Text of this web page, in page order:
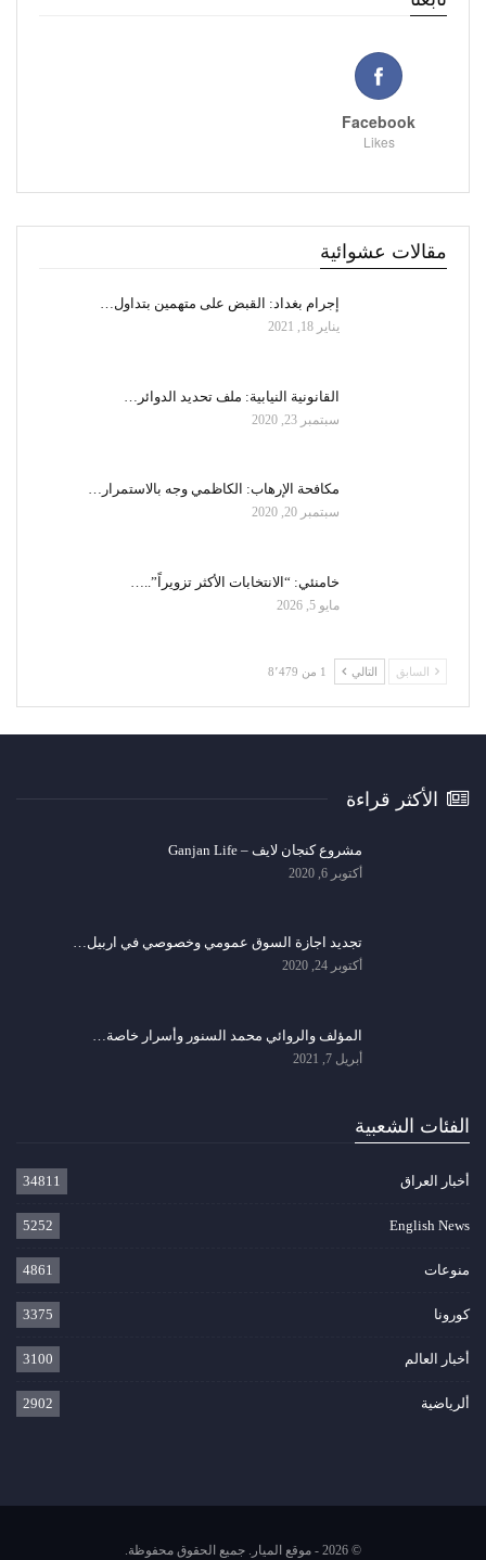
Facebook
Likes
مقالات عشوائية
إجرام بغداد: القبض على متهمين بتداول…
يناير 18, 2021
القانونية النيابية: ملف تحديد الدوائر…
سبتمبر 23, 2020
مكافحة الإرهاب: الكاظمي وجه بالاستمرار…
سبتمبر 20, 2020
خامنئي: “الانتخابات الأكثر تزويراً”..…
مايو 5, 2026
السابق التالي 1 من 8٬479
الأكثر قراءة
مشروع كنجان لايف – Ganjan Life
أكتوبر 6, 2020
تجديد اجازة السوق عمومي وخصوصي في اربيل…
أكتوبر 24, 2020
المؤلف والروائي محمد السنور وأسرار خاصة…
أبريل 7, 2021
الفئات الشعبية
أخبار العراق 34811
English News
5252
منوعات 4861
كورونا 3375
أخبار العالم 3100
ألرياضية 2902
© 2026 - موقع الميار. جميع الحقوق محفوظة.